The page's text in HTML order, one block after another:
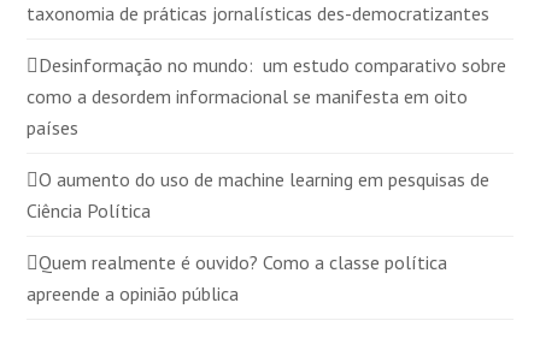
taxonomia de práticas jornalísticas des-democratizantes
Desinformação no mundo: um estudo comparativo sobre
como a desordem informacional se manifesta em oito
países
O aumento do uso de machine learning em pesquisas de
Ciência Política
Quem realmente é ouvido? Como a classe política
apreende a opinião pública